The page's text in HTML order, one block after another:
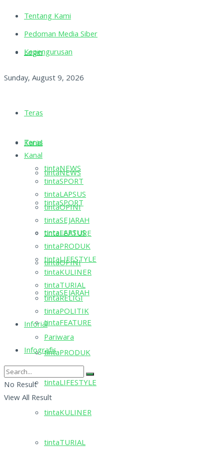
Tentang Kami
Pedoman Media Siber
Kepengurusan
Sunday, August 9, 2026
Login
Teras
Kanal
tintaNEWS
tintaSPORT
tintaLAPSUS
tintaOPINI
tintaSEJARAH
tintaFEATURE
tintaPRODUK
tintaLIFESTYLE
tintaKULINER
tintaTURIAL
Teras
Kanal
tintaNEWS
tintaSPORT
tintaLAPSUS
tintaOPINI
tintaSEJARAH
tintaFEATURE
tintaPRODUK
tintaLIFESTYLE
tintaKULINER
tintaTURIAL
tintaRELIGI
tintaPOLITIK
Inforial
Pariwara
Infografis
No Result
View All Result